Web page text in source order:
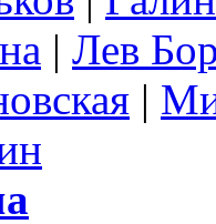
| Лев
|